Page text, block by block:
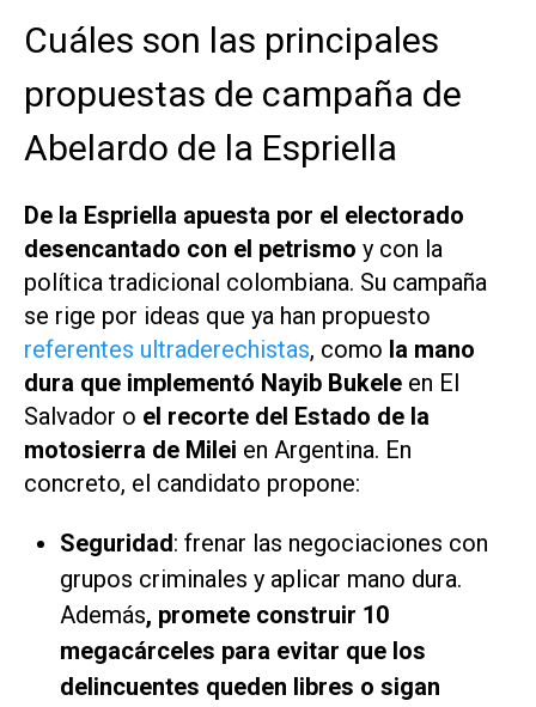
Cuáles son las principales
propuestas de campaña de
Abelardo de la Espriella
De la Espriella apuesta por el electorado
desencantado con el petrismo y con la
política tradicional colombiana. Su campaña
se rige por ideas que ya han propuesto
referentes ultraderechistas, como la mano
dura que implementó Nayib Bukele en El
Salvador o el recorte del Estado de la
motosierra de Milei en Argentina. En
concreto, el candidato propone:
Seguridad: frenar las negociaciones con
grupos criminales y aplicar mano dura.
Además, promete construir 10
megacárceles para evitar que los
delincuentes queden libres o sigan